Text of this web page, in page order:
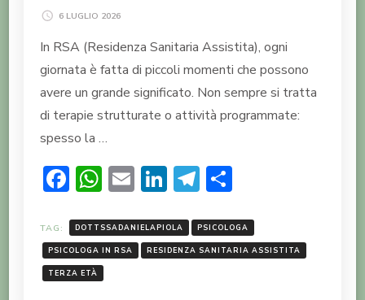
6 LUGLIO 2026
In RSA (Residenza Sanitaria Assistita), ogni
giornata è fatta di piccoli momenti che possono
avere un grande significato. Non sempre si tratta
di terapie strutturate o attività programmate:
spesso la …
Facebook
WhatsApp
EmailLinkedIn
Telegram
TAG: DOTTSSADANIELAPIOLA PSICOLOGA
PSICOLOGA IN RSA RESIDENZA SANITARIA ASSISTITA
TERZA ETÀ